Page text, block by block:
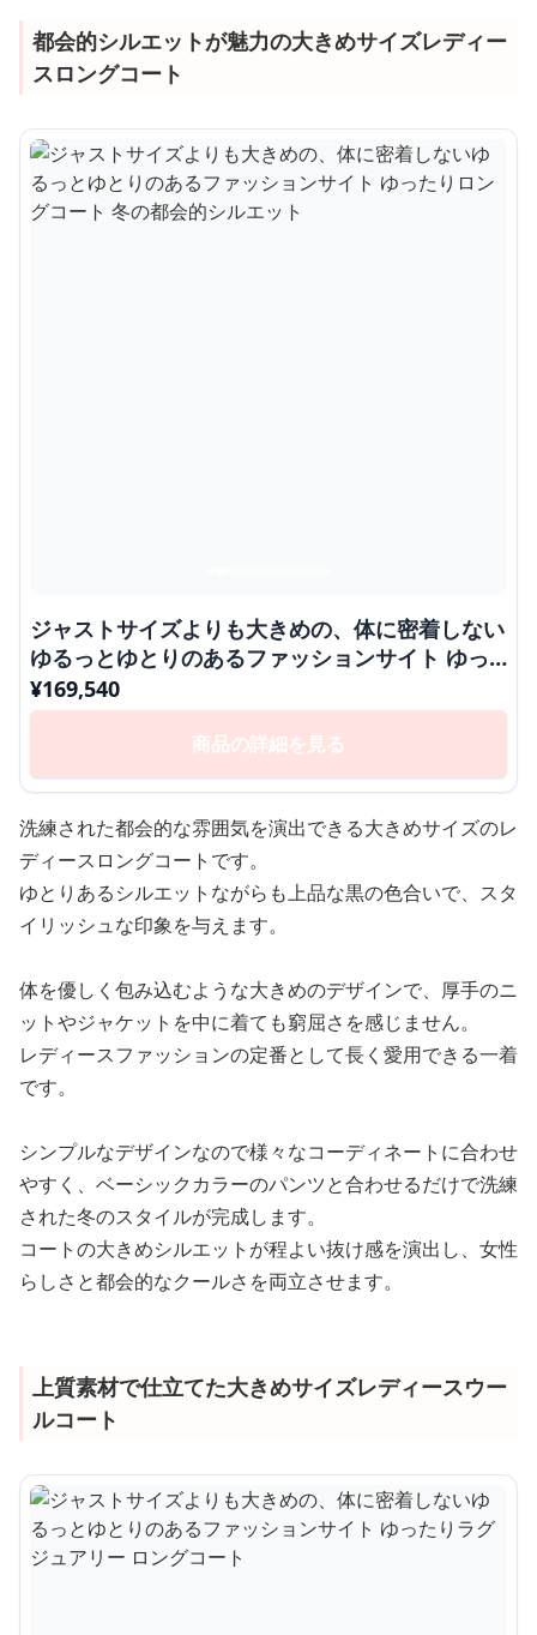
都会的シルエットが魅力の大きめサイズレディー
スロングコート
ジャストサイズよりも大きめの、体に密着しない
ゆるっとゆとりのあるファッションサイト ゆっ
たりロングコート 冬の都会的シルエット
¥169,540
商品の詳細を見る
洗練された都会的な雰囲気を演出できる大きめサイズのレ
ディースロングコートです。
ゆとりあるシルエットながらも上品な黒の色合いで、スタ
イリッシュな印象を与えます。
体を優しく包み込むような大きめのデザインで、厚手のニ
ットやジャケットを中に着ても窮屈さを感じません。
レディースファッションの定番として長く愛用できる一着
です。
シンプルなデザインなので様々なコーディネートに合わせ
やすく、ベーシックカラーのパンツと合わせるだけで洗練
された冬のスタイルが完成します。
コートの大きめシルエットが程よい抜け感を演出し、女性
らしさと都会的なクールさを両立させます。
上質素材で仕立てた大きめサイズレディースウー
ルコート